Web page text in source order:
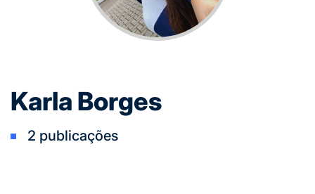
Karla Borges
2 publicações